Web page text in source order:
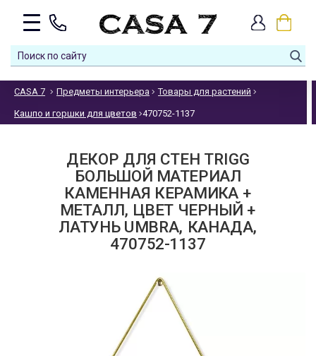
CASA 7 Предметы интерьера Товары для растений
Кашпо и горшки для цветов 470752-1137
ДЕКОР ДЛЯ СТЕН TRIGG
БОЛЬШОЙ МАТЕРИАЛ
КАМЕННАЯ КЕРАМИКА +
МЕТАЛЛ, ЦВЕТ ЧЕРНЫЙ +
ЛАТУНЬ UMBRA, КАНАДА,
470752-1137